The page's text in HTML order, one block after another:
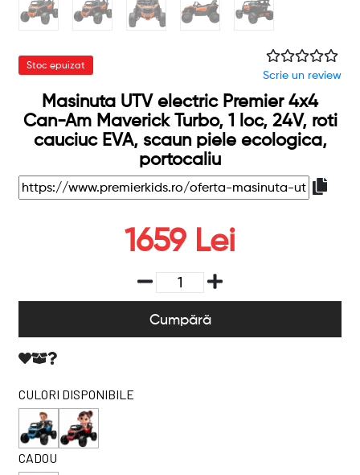
Stoc epuizat
Scrie un review
Masinuta UTV electric Premier 4x4
Can-Am Maverick Turbo, 1 loc, 24V, roti
cauciuc EVA, scaun piele ecologica,
portocaliu
1659 Lei
Cumpără
CULORI DISPONIBILE
CADOU